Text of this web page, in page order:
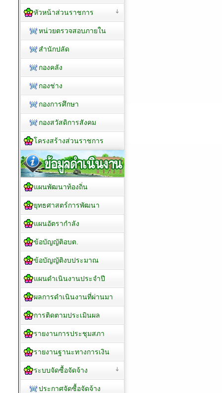
หัวหน้าส่วนราชการ
หน่วยตรวจสอบภายใน
สำนักปลัด
กองคลัง
กองช่าง
กองการศึกษา
กองสวัสดิการสังคม
โครงสร้างส่วนราชการ
แผนพัฒนาท้องถิ่น
ยุทธศาสตร์การพัฒนา
แผนอัตรากำลัง
ข้อบัญญัติอบต.
ข้อบัญญัติงบประมาณ
แผนดำเนินงานประจำปี
ผลการดำเนินงานที่ผ่านมา
การติดตามประเมินผล
รายงานการประชุมสภา
รายงานฐานะทางการเงิน
ระบบจัดซื้อจัดจ้าง
ประกาศจัดซื้อจัดจ้าง